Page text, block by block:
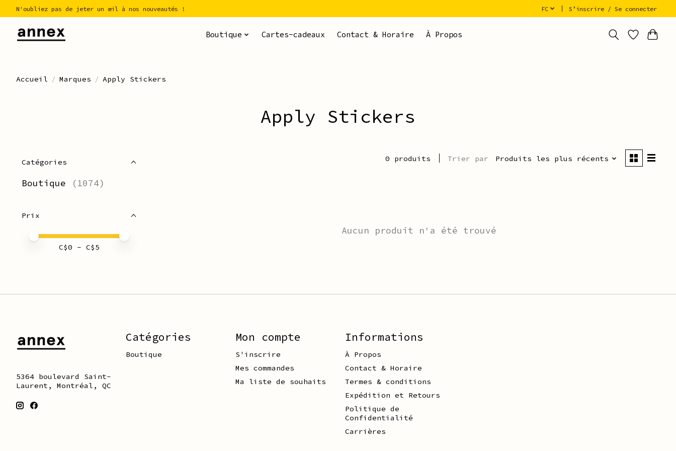
N'oubliez pas de jeter un œil à nos nouveautés ! FC S’inscrire / Se connecter
Boutique Cartes-cadeaux Contact & Horaire À Propos
Accueil / Marques / Apply Stickers
Apply Stickers
Catégories
Boutique (1074)
Prix
Prix minimum
Price maximum value
C$0 - C$5
0 produits Trier par Produits les plus récents
Aucun produit n'a été trouvé
5364 boulevard Saint-
Laurent, Montréal, QC
Catégories
Boutique
Mon compte
S'inscrire
Mes commandes
Ma liste de souhaits
Informations
À Propos
Contact & Horaire
Termes & conditions
Expédition et Retours
Politique de
Confidentialité
Carrières